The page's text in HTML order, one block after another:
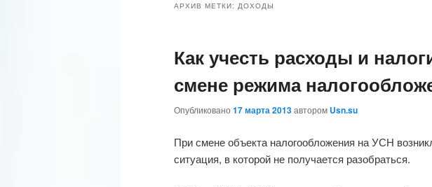
АРХИВ МЕТКИ: ДОХОДЫ
Как учесть расходы и
смене режима
Опубликовано 17 марта 2013автором Usn.su
При смене объекта налогообложения на УСН
ситуация, в которой не получается разобраться.